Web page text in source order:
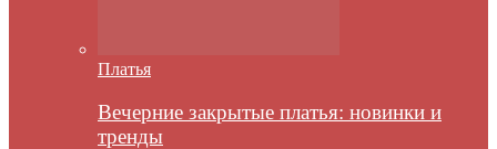
Платья
Вечерние закрытые платья: новинки и
тренды